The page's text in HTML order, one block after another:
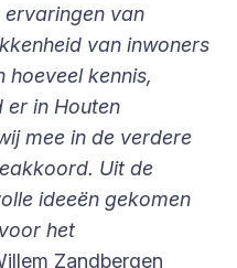
van
van inwoners
hoeveel kennis,
er in Houten
mee in de verdere
Uit de
ideeën gekomen
het
Zandbergen